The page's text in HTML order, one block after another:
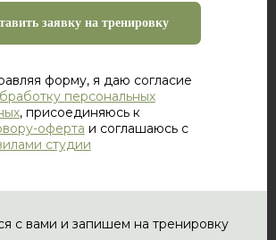
форму, я даю согласие
персональных
, присоединяюсь к
оферта и соглашаюсь с
студии
с вами и запишем на тренировку